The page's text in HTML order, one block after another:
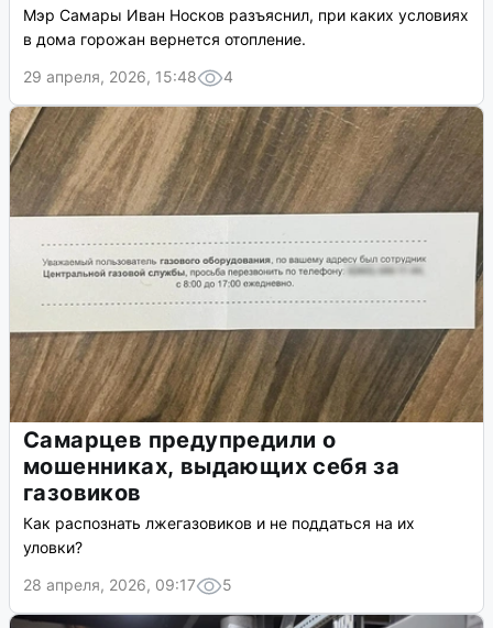
Мэр Самары Иван Носков разъяснил, при каких условиях
в дома горожан вернется отопление.
29 апреля, 2026, 15:48
4
Самарцев предупредили о
мошенниках, выдающих себя за
газовиков
Как распознать лжегазовиков и не поддаться на их
уловки?
28 апреля, 2026, 09:17
5